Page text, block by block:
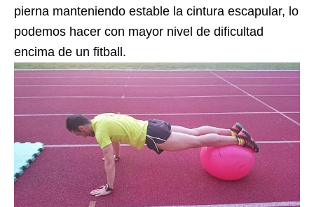
pierna manteniendo estable la cintura escapular, lo
podemos hacer con mayor nivel de dificultad
encima de un fitball.